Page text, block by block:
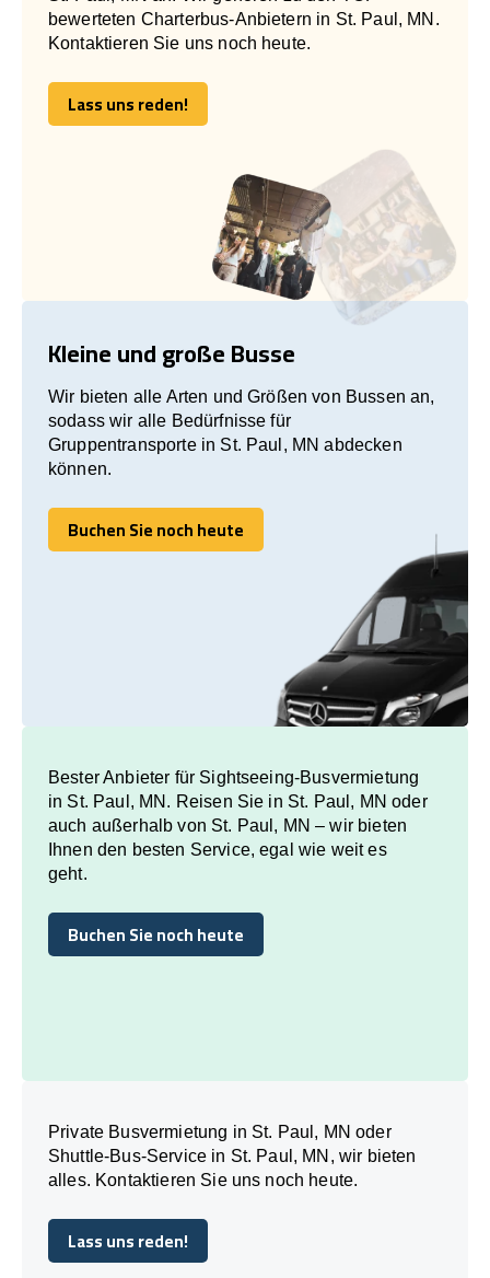
bewerteten Charterbus-Anbietern in St. Paul, MN.
Kontaktieren Sie uns noch heute.
Lass uns reden!
Lass uns reden!
Kleine und große Busse
Wir bieten alle Arten und Größen von Bussen an,
sodass wir alle Bedürfnisse für
Gruppentransporte in St. Paul, MN abdecken
können.
Buchen Sie noch heute
Buchen Sie noch heute
Bester Anbieter für Sightseeing-Busvermietung
in St. Paul, MN. Reisen Sie in St. Paul, MN oder
auch außerhalb von St. Paul, MN – wir bieten
Ihnen den besten Service, egal wie weit es
geht.
Buchen Sie noch heute
Buchen Sie noch heute
Private Busvermietung in St. Paul, MN oder
Shuttle-Bus-Service in St. Paul, MN, wir bieten
alles. Kontaktieren Sie uns noch heute.
Lass uns reden!
Lass uns reden!